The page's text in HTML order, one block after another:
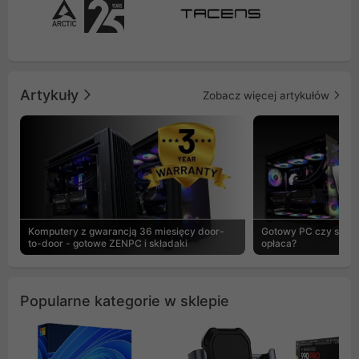
Artykuły Zobacz więcej artykułów
Komputery z gwarancją 36 miesięcy door-
to-door - gotowe ZENPC i składaki
Gotowy PC czy
opłaca?
Popularne kategorie w sklepie